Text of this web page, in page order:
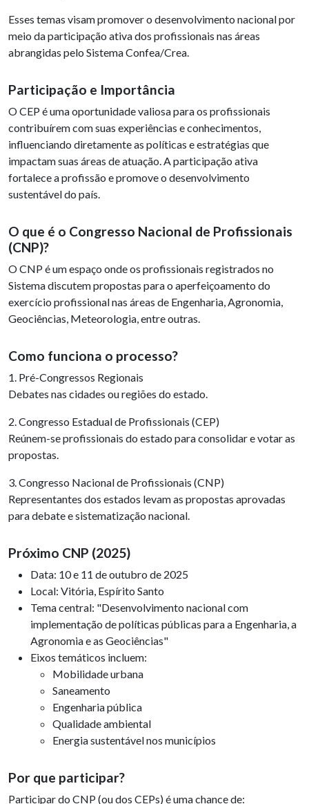
Esses temas visam promover o desenvolvimento nacional por
meio da participação ativa dos profissionais nas áreas
abrangidas pelo Sistema Confea/Crea.
Participação e Importância
O CEP é uma oportunidade valiosa para os profissionais
contribuírem com suas experiências e conhecimentos,
influenciando diretamente as políticas e estratégias que
impactam suas áreas de atuação. A participação ativa
fortalece a profissão e promove o desenvolvimento
sustentável do país.
O que é o Congresso Nacional de Profissionais
(CNP)?
O CNP é um espaço onde os profissionais registrados no
Sistema discutem propostas para o aperfeiçoamento do
exercício profissional nas áreas de Engenharia, Agronomia,
Geociências, Meteorologia, entre outras.
Como funciona o processo?
1. Pré-Congressos Regionais
Debates nas cidades ou regiões do estado.
2. Congresso Estadual de Profissionais (CEP)
Reúnem-se profissionais do estado para consolidar e votar as
propostas.
3. Congresso Nacional de Profissionais (CNP)
Representantes dos estados levam as propostas aprovadas
para debate e sistematização nacional.
Próximo CNP (2025)
Data: 10 e 11 de outubro de 2025
Local: Vitória, Espírito Santo
Tema central: "Desenvolvimento nacional com
implementação de políticas públicas para a Engenharia, a
Agronomia e as Geociências"
Eixos temáticos incluem:
Mobilidade urbana
Saneamento
Engenharia pública
Qualidade ambiental
Energia sustentável nos municípios
Por que participar?
Participar do CNP (ou dos CEPs) é uma chance de: